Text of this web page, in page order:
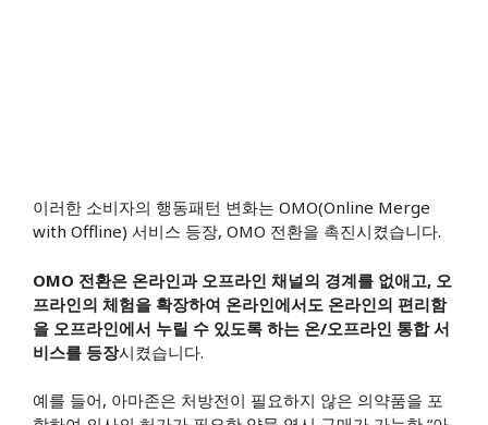
이러한 소비자의 행동패턴 변화는 OMO(Online Merge
with Offline) 서비스 등장, OMO 전환을 촉진시켰습니다.
OMO 전환은 온라인과 오프라인 채널의 경계를 없애고, 오
프라인의 체험을 확장하여 온라인에서도 온라인의 편리함
을 오프라인에서 누릴 수 있도록 하는 온/오프라인 통합 서
비스를 등장시켰습니다.
예를 들어, 아마존은 처방전이 필요하지 않은 의약품을 포